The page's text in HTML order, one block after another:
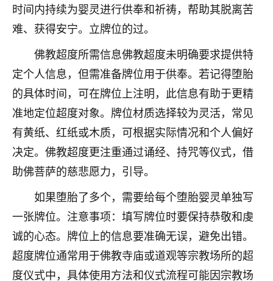
时间内持续为婴灵进行供奉和祈祷，帮助其脱离苦
难、获得安宁。立牌位的过。
佛教超度所需信息佛教超度未明确要求提供特
定个人信息，但需准备牌位用于供奉。若记得堕胎
的具体时间，可在牌位上注明，此信息有助于更精
准地定位超度对象。牌位材质选择较为灵活，常见
有黄纸、红纸或木质，可根据实际情况和个人偏好
决定。佛教超度更注重通过诵经、持咒等仪式，借
助佛菩萨的慈悲愿力，引导。
如果堕胎了多个，需要给每个堕胎婴灵单独写
一张牌位。注意事项：填写牌位时要保持恭敬和虔
诚的心态。牌位上的信息要准确无误，避免出错。
超度牌位通常用于佛教寺庙或道观等宗教场所的超
度仪式中，具体使用方法和仪式流程可能因宗教场
付深
我是公司人事调整，有升迁机会，但同时竞争的我们
三个，找老师的时候是抱着侥幸心理，没想到老师看
着我晋升有望，我半信半疑的按照老师建议，做了化
太岁还有一个发钱粮，本来年前的人事调整，拖到年
后，我以为都没戏了，结果开年一上班，开会提拔升
职第一个就是我，职务无所谓，主要是底薪加了
3000，非常开心，无论如何，感恩感谢！🙏🏻
鹿森：恭喜升职加薪！！，请客吗？�
12小时前 来自北京
心心相印
我身体不太好，总是病病殃殃的，去检查又没什么大
问题，反正就是不舒服。中医西医看遍了，找不到问
题，后来无意中看到有人推荐慧来老师，跟老师聊过
之后，心情豁然开朗，也听老师建议，处理了一些因